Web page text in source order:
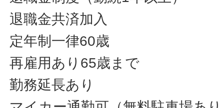
退職金共済加入
定年制一律60歳
再雇用あり65歳まで
勤務延長あり